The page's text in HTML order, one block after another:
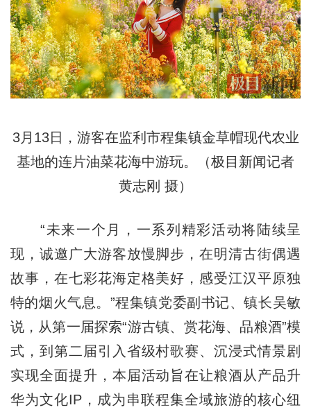
3月13日，游客在监利市程集镇金草帽现代农业
基地的连片油菜花海中游玩。（极目新闻记者
黄志刚 摄）
“未来一个月，一系列精彩活动将陆续呈
现，诚邀广大游客放慢脚步，在明清古街偶遇
故事，在七彩花海定格美好，感受江汉平原独
特的烟火气息。”程集镇党委副书记、镇长吴敏
说，从第一届探索“游古镇、赏花海、品粮酒”模
式，到第二届引入省级村歌赛、沉浸式情景剧
实现全面提升，本届活动旨在让粮酒从产品升
华为文化IP，成为串联程集全域旅游的核心纽